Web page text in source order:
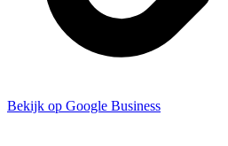
Bekijk op Google Business